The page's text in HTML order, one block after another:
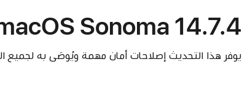
Sonoma 14.7.4
يوفر هذا التحديث إصلاحات أمان مهمة ويُوصَى به لجميع